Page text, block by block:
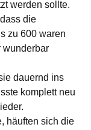
werden sollte.
die
zu 600 waren
wunderbar
dauernd ins
komplett neu
häuften sich die